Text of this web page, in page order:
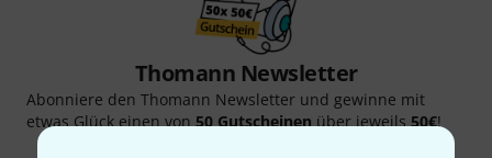
Thomann Newsletter
Abonniere den Thomann Newsletter und gewinne mit
etwas Glück einen von50 Gutscheinenüber jeweils50€!